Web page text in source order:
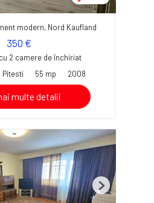
modern, Nord Kaufland
350 €
2 camere de închiriat
Pitesti
55 mp 2008
multe detalii
Next